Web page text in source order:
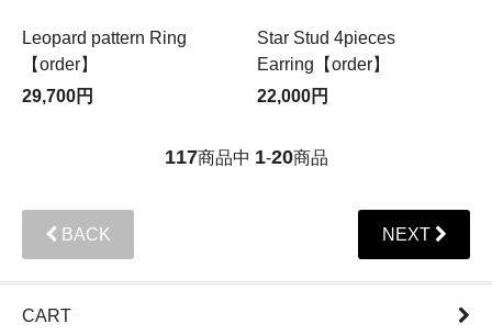
Leopard pattern Ring
【order】
29,700円
Star Stud 4pieces
Earring【order】
22,000円
117商品中 1-20商品
BACK NEXT
CART